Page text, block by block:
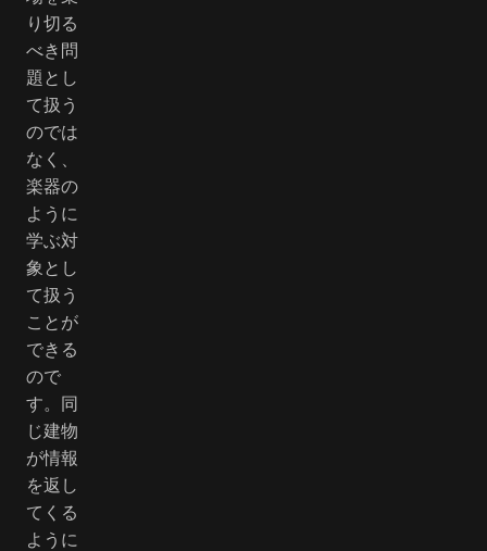
り切る
べき問
題とし
て扱う
のでは
なく、
楽器の
ように
学ぶ対
象とし
て扱う
ことが
できる
ので
す。同
じ建物
が情報
を返し
てくる
ように